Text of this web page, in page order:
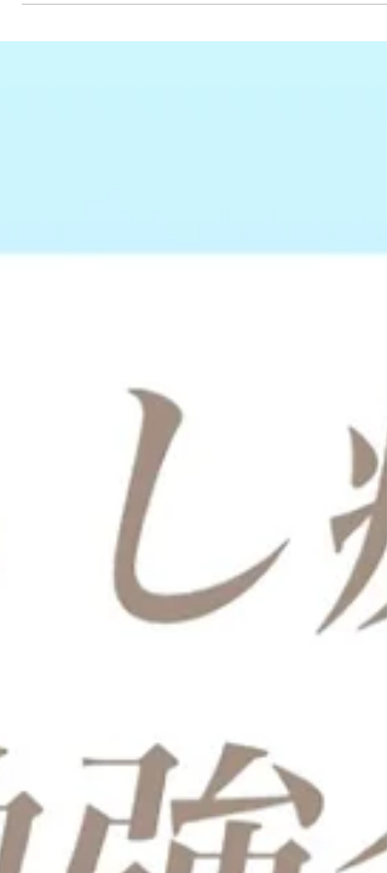
ィックウォーキングをおすすめしています
歩くのが遅くなったなぁ フラフラするなぁ